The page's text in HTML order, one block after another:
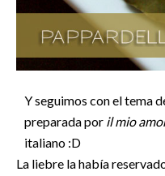
Y seguimos con el tema
preparada por il mio
italiano :D
La liebre la había